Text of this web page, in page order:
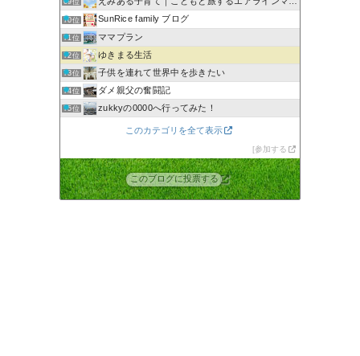
69位
70位 SunRice family ブログ
71位 ママプラン
72位 ゆきまる生活
73位 子供を連れて世界中を歩きたい
74位 ダメ親父の奮闘記
75位 zukkyの0000へ行ってみた！
Family trip adviser LISA
貧乏だけど、星のやに泊まる。子供と行く素敵旅館＋グルメブログ
78位 いろいろ旅情報〜すぬろぐ〜
79位 フリーは危険！？子供と旅行
このカテゴリを全て表示
参加する
このブログに投票する